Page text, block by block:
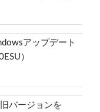
アップデート
）
バージョンを